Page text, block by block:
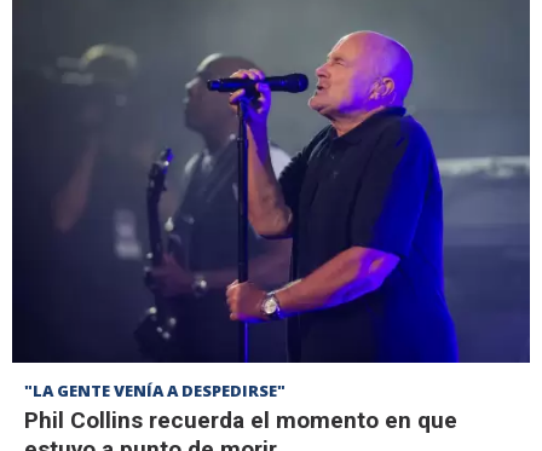
"LA GENTE VENÍA A DESPEDIRSE"
Phil Collins recuerda el momento en que